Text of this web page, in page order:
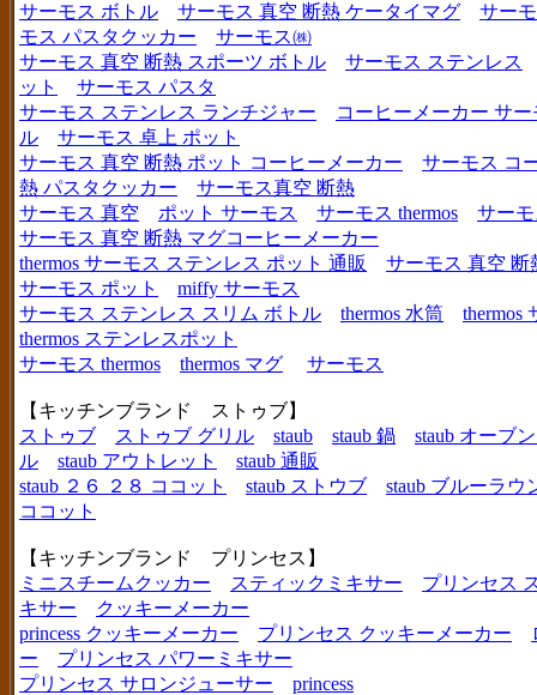
サーモス ボトル
サーモス 真空 断熱 ケータイマグ
サー
モス パスタクッカー
サーモス㈱
サーモス 真空 断熱 スポーツ ボトル
サーモス ステンレス
ット
サーモス パスタ
サーモス ステンレス ランチジャー
コーヒーメーカー サー
ル
サーモス 卓上 ポット
サーモス 真空 断熱 ポット コーヒーメーカー
サーモス コ
熱 パスタクッカー
サーモス真空 断熱
サーモス 真空
ポット サーモス サーモス thermos
サー
サーモス 真空 断熱 マグコーヒーメーカー
thermos サーモス ステンレス ポット 通販
サーモス 真空 断
サーモス ポット
miffy サーモス
サーモス ステンレス スリム ボトル
thermos 水筒
thermos
thermos ステンレスポット
サーモス thermos
thermos マグ サーモス
【キッチンブランド ストゥブ】
ストゥブ
ストゥブ グリル staub staub 鍋
staub オーブ
ル
staub アウトレット
staub 通販
staub ２６ ２８ ココット
staub ストウブ
staub ブルーラウ
ココット
【キッチンブランド プリンセス】
ミニスチームクッカー
スティックミキサー
プリンセス
キサー
クッキーメーカー
princess クッキーメーカー
プリンセス クッキーメーカー
ー
プリンセス パワーミキサー
プリンセス サロンジューサー
princess